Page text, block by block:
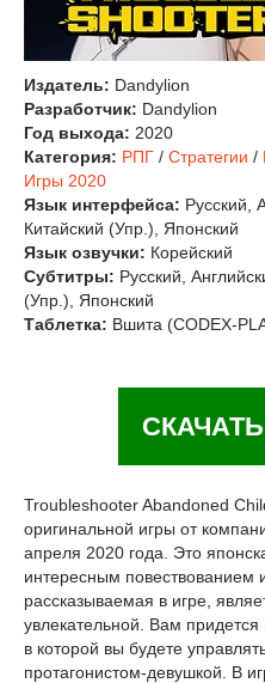
Издатель: Dandylion
Разработчик: Dandylion
Год выхода: 2020
Категория: РПГ / Стратегии /
Игры 2020
Язык интерфейса: Русский,
Китайский (Упр.), Японский
Язык озвучки: Корейский
Субтитры: Русский,
(Упр.), Японский
Таблетка: Вшита (CODEX-
Troubleshooter Abandoned
оригинальной игры от
апреля 2020 года. Это
интересным повествованием
рассказываемая в игре,
увлекательной. Вам придется
в которой вы будете
протагонистом-девушкой. В